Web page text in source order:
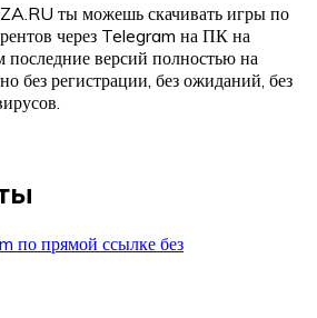
ты можешь скачивать игры по
через Telegram на ПК на
версий полностью на
без регистрации, без ожиданий, без